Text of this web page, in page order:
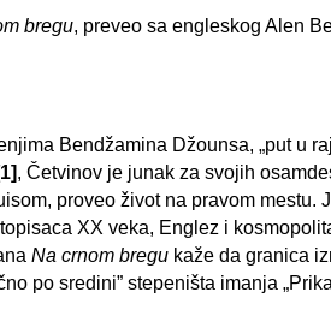
bregu, preveo sa engleskog Alen
Bendžamina Džounsa, „put u
, Četvinov je junak za svojih
proveo život na pravom mestu.
XX veka, Englez i
Na crnom bregu kaže da granica
po sredini” stepeništa imanja